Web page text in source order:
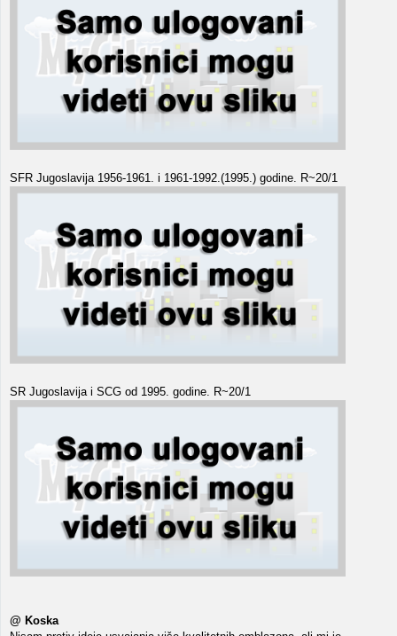
SFR Jugoslavija 1956-1961. i 1961-1992.(1995.) godine. R~20/1
SR Jugoslavija i SCG od 1995. godine. R~20/1
@ Koska